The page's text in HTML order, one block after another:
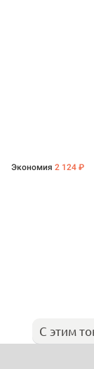
Экономия 2 124 ₽
С этим